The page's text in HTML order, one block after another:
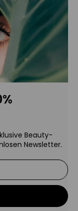
Beauty-
Newsletter.